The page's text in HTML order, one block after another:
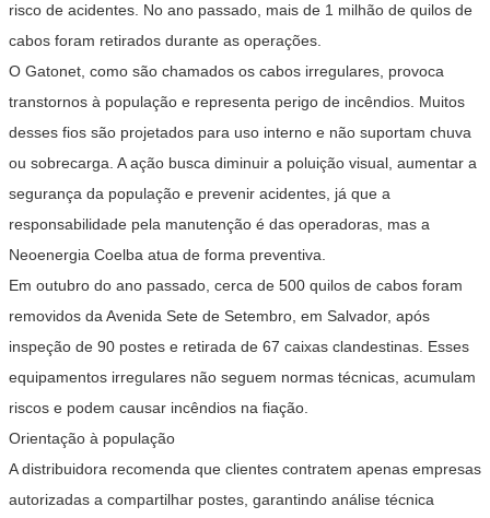
risco de acidentes. No ano passado, mais de 1 milhão de quilos de
cabos foram retirados durante as operações.
O Gatonet, como são chamados os cabos irregulares, provoca
transtornos à população e representa perigo de incêndios. Muitos
desses fios são projetados para uso interno e não suportam chuva
ou sobrecarga. A ação busca diminuir a poluição visual, aumentar a
segurança da população e prevenir acidentes, já que a
responsabilidade pela manutenção é das operadoras, mas a
Neoenergia Coelba atua de forma preventiva.
Em outubro do ano passado, cerca de 500 quilos de cabos foram
removidos da Avenida Sete de Setembro, em Salvador, após
inspeção de 90 postes e retirada de 67 caixas clandestinas. Esses
equipamentos irregulares não seguem normas técnicas, acumulam
riscos e podem causar incêndios na fiação.
Orientação à população
A distribuidora recomenda que clientes contratem apenas empresas
autorizadas a compartilhar postes, garantindo análise técnica